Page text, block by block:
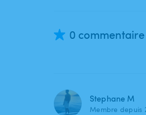
0 commentaire
Stephane M
Membre depuis